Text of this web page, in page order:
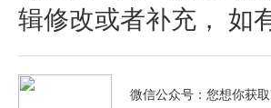
辑修改或者补充， 如
微信公众号：您想你获